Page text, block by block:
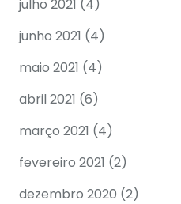
julho 2021 (4)
junho 2021 (4)
maio 2021 (4)
abril 2021 (6)
março 2021 (4)
fevereiro 2021 (2)
dezembro 2020 (2)